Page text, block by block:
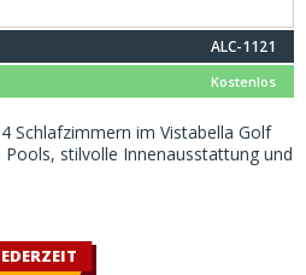
ALC-1121
Kostenlos
Schlafzimmern im Vistabella Golf
stilvolle Innenausstattung und